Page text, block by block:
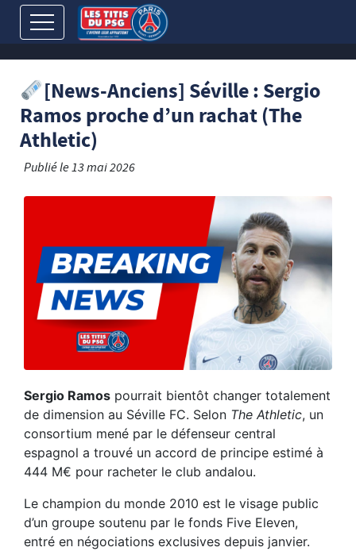
[News-Anciens] Séville : Sergio
Ramos proche d’un rachat (The
Athletic)
Publié le13 mai 2026
Sergio Ramos pourrait bientôt changer totalement
de dimension au Séville FC. Selon The Athletic, un
consortium mené par le défenseur central
espagnol a trouvé un accord de principe estimé à
444 M€ pour racheter le club andalou.
Le champion du monde 2010 est le visage public
d’un groupe soutenu par le fonds Five Eleven,
entré en négociations exclusives depuis janvier.